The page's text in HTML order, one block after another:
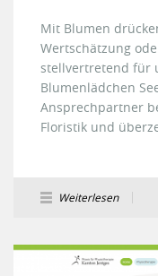
Mit Blumen
Wertschätzung
stellvertretend für
Blumenlädchen
Ansprechpartner
Floristik und
Weiterlesen